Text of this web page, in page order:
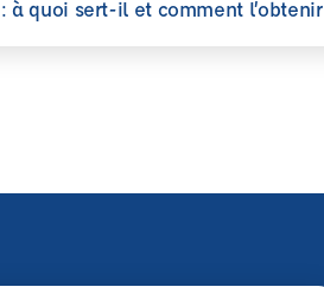
à quoi sert-il et comment l’obtenir